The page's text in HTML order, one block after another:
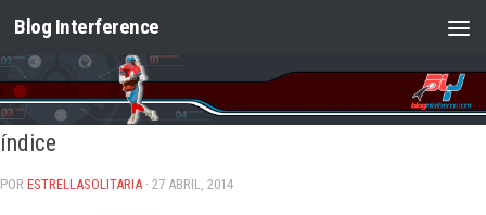
Saltar al contenido
Blog Interference
índice
POR ESTRELLASOLITARIA · 27 ABRIL, 2014